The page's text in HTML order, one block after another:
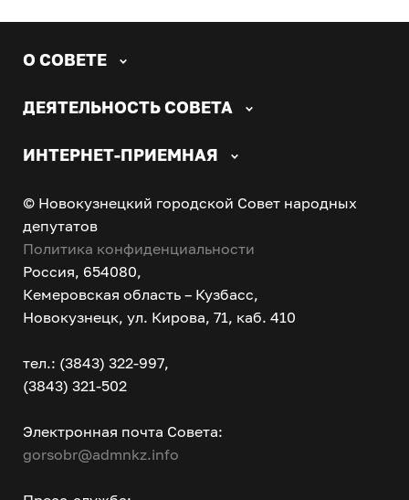
О СОВЕТЕ
ДЕЯТЕЛЬНОСТЬ СОВЕТА
ИНТЕРНЕТ-ПРИЕМНАЯ
© Новокузнецкий городской Совет народных
депутатов
Политика конфиденциальности
Россия, 654080,
Кемеровская область – Кузбасс,
Новокузнецк, ул. Кирова, 71, каб. 410
тел.: (3843) 322-997,
(3843) 321-502
Электронная почта Совета:
gorsobr@admnkz.info